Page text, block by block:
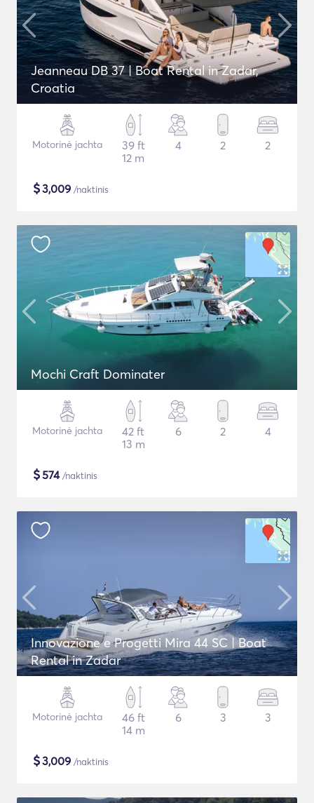
Jeanneau DB 37 | Boat Rental in Zadar,
Croatia
Motorinė jachta
39 ft
12 m
4 2 2
$3,009 /naktinis
Mochi Craft Dominater
Motorinė jachta
42 ft
13 m
6 2 4
$574/naktinis
Innovazione e Progetti Mira 44 SC | Boat
Rental in Zadar
Motorinė jachta
46 ft
14 m
6 3 3
$3,009 /naktinis